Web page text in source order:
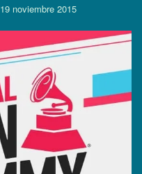
19 noviembre 2015